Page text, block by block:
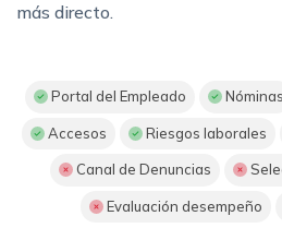
más directo.
Portal del Empleado Nóminas
Accesos Riesgos laborales
Canal de Denuncias
Evaluación desempeño